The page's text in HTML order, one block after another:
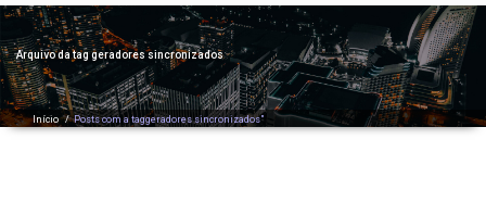
Arquivo da taggeradores sincronizados
Início /Posts com a taggeradores sincronizados"